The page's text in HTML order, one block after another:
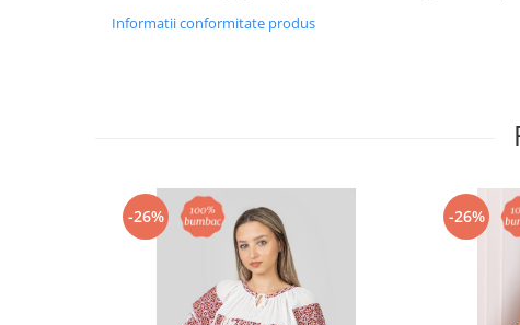
Informatii conformitate produs
-26% -26%